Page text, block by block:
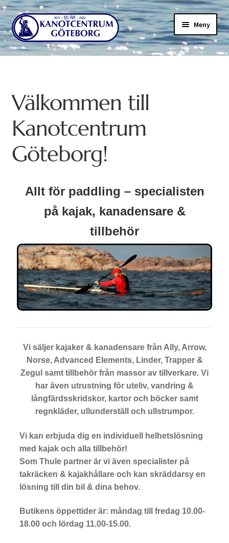
Meny
Välkommen till
Kanotcentrum
Göteborg!
Allt för paddling – specialisten
på kajak, kanadensare &
tillbehör
Vi säljer kajaker & kanadensare från Ally, Arrow,
Norse, Advanced Elements, Linder, Trapper &
Zegul samt tillbehör från massor av tillverkare. Vi
har även utrustning för uteliv, vandring &
långfärdsskridskor, kartor och böcker samt
regnkläder, ullunderställ och ullstrumpor.
Vi kan erbjuda dig en individuell helhetslösning
med kajak och alla tillbehör!
Som Thule partner är vi även specialister på
takräcken & kajakhållare och kan skräddarsy en
lösning till din bil & dina behov.
Butikens öppettider är: måndag till fredag 10.00-
18.00 och lördag 11.00-15.00.